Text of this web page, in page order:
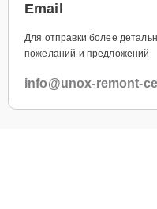
Email
Для отправки более
пожеланий и предложений
info@unox-remont-